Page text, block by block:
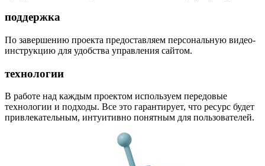
поддержка
По завершению проекта предоставляем персональную видео-
инструкцию для удобства управления сайтом.
технологии
В работе над каждым проектом используем передовые
технологии и подходы. Все это гарантирует, что ресурс будет
привлекательным, интуитивно понятным для пользователей.